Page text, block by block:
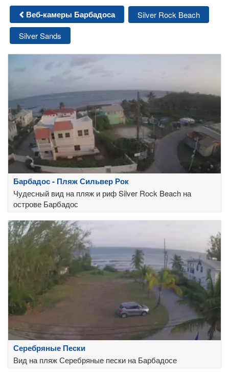
Веб-камеры Барбадоса
Silver Rock Beach
Silver Sands
Барбадос - Пляж Сильвер Рок
Чудесный вид на пляж и риф Silver Rock Beach на
острове Барбадос
Серебряные Пески
Вид на пляж Серебряные пески на Барбадосе